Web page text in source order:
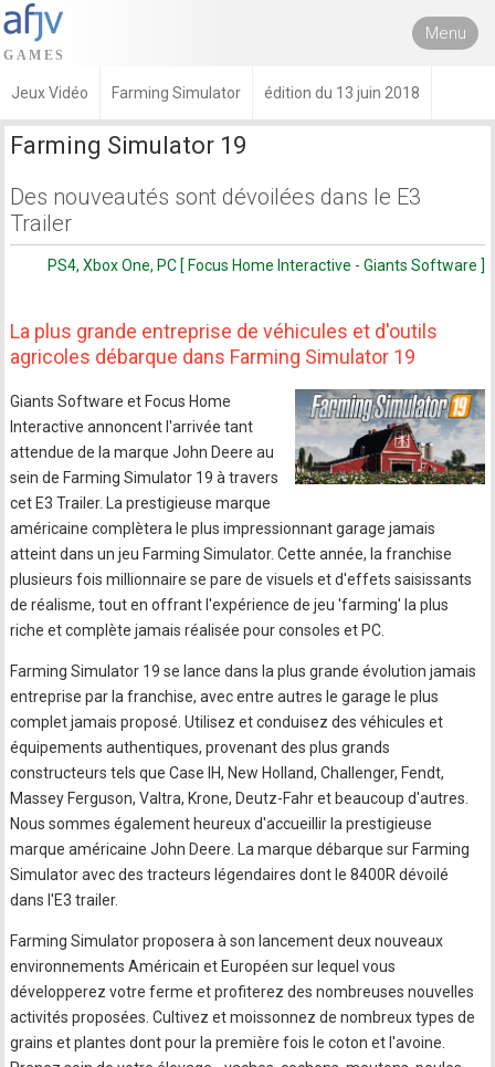
Menu
Jeux Vidéo Farming Simulator édition du 13 juin 2018
Farming Simulator 19
Des nouveautés sont dévoilées dans le E3
Trailer
PS4, Xbox One, PC [ Focus Home Interactive - Giants Software ]
La plus grande entreprise de véhicules et d'outils
agricoles débarque dans Farming Simulator 19
Giants Software et Focus Home
Interactive annoncent l'arrivée tant
attendue de la marque John Deere au
sein de Farming Simulator 19 à travers
cet E3 Trailer. La prestigieuse marque
américaine complètera le plus impressionnant garage jamais
atteint dans un jeu Farming Simulator. Cette année, la franchise
plusieurs fois millionnaire se pare de visuels et d'effets saisissants
de réalisme, tout en offrant l'expérience de jeu 'farming' la plus
riche et complète jamais réalisée pour consoles et PC.
Farming Simulator 19 se lance dans la plus grande évolution jamais
entreprise par la franchise, avec entre autres le garage le plus
complet jamais proposé. Utilisez et conduisez des véhicules et
équipements authentiques, provenant des plus grands
constructeurs tels que Case IH, New Holland, Challenger, Fendt,
Massey Ferguson, Valtra, Krone, Deutz-Fahr et beaucoup d'autres.
Nous sommes également heureux d'accueillir la prestigieuse
marque américaine John Deere. La marque débarque sur Farming
Simulator avec des tracteurs légendaires dont le 8400R dévoilé
dans l'E3 trailer.
Farming Simulator proposera à son lancement deux nouveaux
environnements Américain et Européen sur lequel vous
développerez votre ferme et profiterez des nombreuses nouvelles
activités proposées. Cultivez et moissonnez de nombreux types de
grains et plantes dont pour la première fois le coton et l'avoine.